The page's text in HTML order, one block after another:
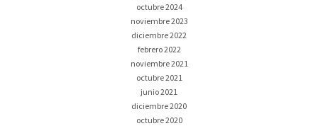
octubre 2024
noviembre 2023
diciembre 2022
febrero 2022
noviembre 2021
octubre 2021
junio 2021
diciembre 2020
octubre 2020